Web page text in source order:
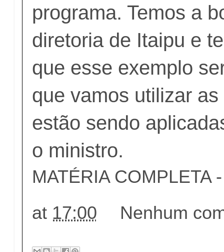
programa. Temos a
diretoria de Itaipu e
que esse exemplo
que vamos utilizar
estão sendo
o ministro.
MATÉRIA COMPLETA
at 17:00 Nenhum